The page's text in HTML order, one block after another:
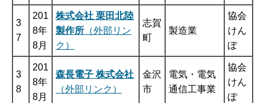
3
7
201
8年
8月
株式会社 栗田北陸
製作所 （外部リン
ク）
志賀
町
製造業
協会
けん
ぽ
3
8
201
8年
8月
森長電子 株式会社
（外部リンク）
金沢
市
電気・電気
通信工事業
協会
けん
ぽ